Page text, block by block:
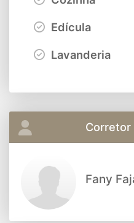
Edícula
Lavanderia
Corretor
Fany